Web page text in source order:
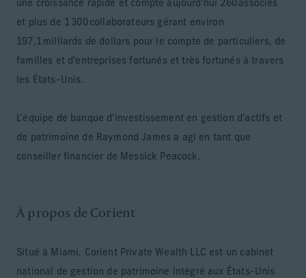
une croissance rapide et compte aujourd'hui 260 associés
et plus de 1 300 collaborateurs gérant environ
197,1 milliards de dollars pour le compte de particuliers, de
familles et d'entreprises fortunés et très fortunés à travers
les États-Unis.
L’équipe de banque d'investissement en gestion d'actifs et
de patrimoine de Raymond James a agi en tant que
conseiller financier de Messick Peacock.
À propos de Corient
Situé à Miami, Corient Private Wealth LLC est un cabinet
national de gestion de patrimoine intégré aux États-Unis